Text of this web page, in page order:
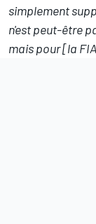
simplement
n'est peut-être
mais pour [la